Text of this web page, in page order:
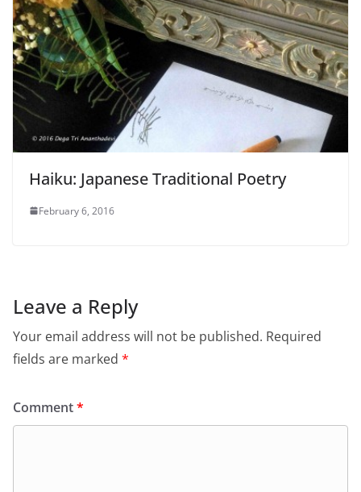
Haiku: Japanese Traditional Poetry
February 6, 2016
Leave a Reply
Your email address will not be published. Required
fields are marked *
Comment*